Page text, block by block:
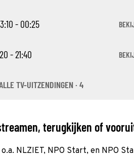
- 00:25
- 21:40
TV-UITZENDINGEN · 4
terugkijken of
NLZIET, NPO Start, en NPO